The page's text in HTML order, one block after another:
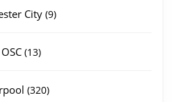
City 99
1313
320320